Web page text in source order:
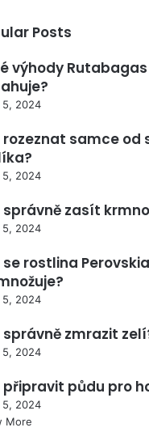
Posts
výhody Rutabagas
5, 2024
rozeznat samce od
5, 2024
správně zasít
5, 2024
se rostlina Perovskia
5, 2024
správně zmrazit
5, 2024
připravit půdu pro
5, 2024
More